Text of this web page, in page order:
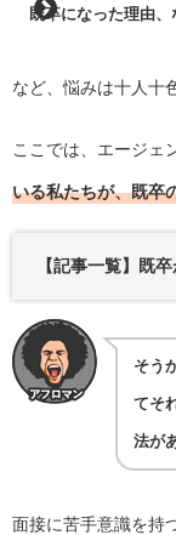
既卒になった理由
など、悩みは十人十
ここでは、エージェ
いる私たちが、既卒
【記事一覧】既
そう
てそ
法が
面接に苦手意識を持